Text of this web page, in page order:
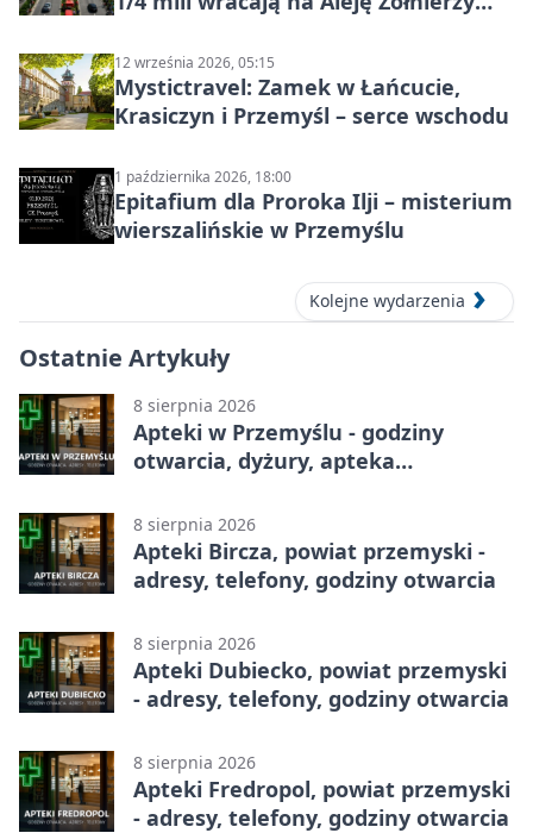
12 września 2026, 05:15
Mystictravel: Zamek w Łańcucie,
Krasiczyn i Przemyśl – serce wschodu
1 października 2026, 18:00
Epitafium dla Proroka Ilji – misterium
wierszalińskie w Przemyślu
Kolejne wydarzenia
Ostatnie Artykuły
8 sierpnia 2026
Apteki w Przemyślu - godziny
otwarcia, dyżury, apteka
8 sierpnia 2026
Apteki Bircza, powiat przemyski -
adresy, telefony, godziny otwarcia
8 sierpnia 2026
Apteki Dubiecko, powiat przemyski
- adresy, telefony, godziny otwarcia
8 sierpnia 2026
Apteki Fredropol, powiat przemyski
- adresy, telefony, godziny otwarcia